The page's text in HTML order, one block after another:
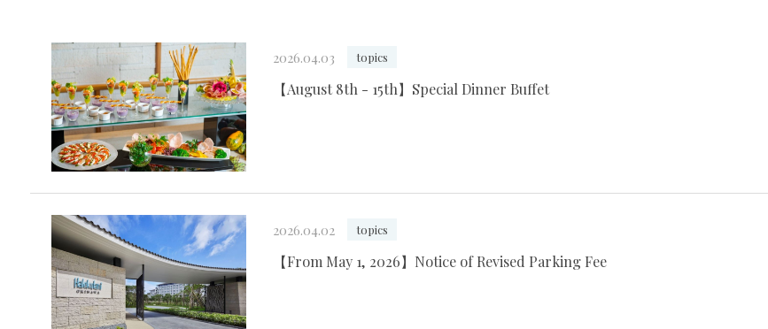
2026.04.03 topics
【August 8th - 15th】Special Dinner Buffet
2026.04.02 topics
【From May 1, 2026】Notice of Revised Parking Fee